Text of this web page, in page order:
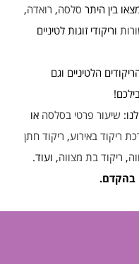
בין היתר סלסה, רואדה,
וריקודי זוגות לטיניים
הלטיניים וגם
שיעור פרטי בסלסה או
ריקוד באירוע, ריקוד חתן
, ריקוד בת מצווה, ועוד.
בהקדם.